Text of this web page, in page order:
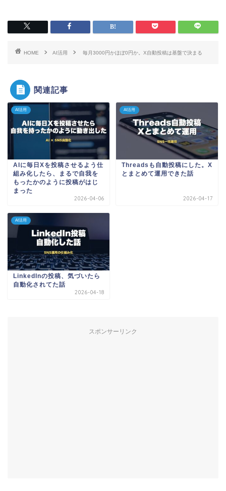
HOME AI活用 毎月3000円かほぼ0円か。X自動投稿は基盤で決まる
関連記事
AI活用
AIに毎日Xを投稿させるよう仕
組み化したら、まるで自我を
もったかのように投稿がはじ
まった
2026-04-06
AI活用
Threadsも自動投稿にした。X
とまとめて運用できた話
2026-04-17
AI活用
LinkedInの投稿、気づいたら
自動化されてた話
2026-04-18
スポンサーリンク